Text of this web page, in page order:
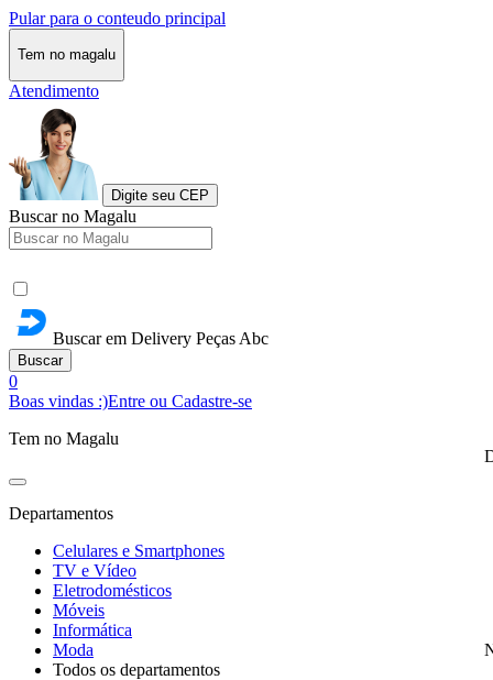
Pular para o conteudo principal
Tem no magalu
Atendimento
Digite seu CEP
Buscar no Magalu
Buscar em Delivery Peças Abc
Buscar
0
Boas vindas :)Entre ou Cadastre-se
Tem no Magalu
Departamentos
Celulares e Smartphones
TV e Vídeo
Eletrodomésticos
Móveis
Informática
Moda
Todos os departamentos